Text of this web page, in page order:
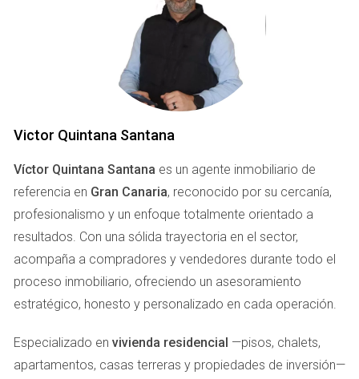
Importancia del Asesor Inmobiliario
Cuando decides vender una propiedad, especialmente si
está hipotecada, es esencial entender todos los aspectos
involucrados. Un asesor inmobiliario no solo actúa como
intermediario; se convierte en tu aliado estratégico en cada
paso del camino.
Aspectos Legales y Financieros
Uno de los mayores desafíos al vender una propiedad con
hipoteca son los aspectos legales y financieros que deben
considerarse. Un asesor experimentado te ayudará a
comprender las implicaciones de tu hipoteca actual,
incluyendo cómo liquidarla durante la venta. Esto es crucial
porque si no se maneja correctamente, podrías enfrentar
un buen asesor inmobiliario tiene acceso a herramientas y
recursos que te permitirán evaluar el mercado actual. Esto
Victor Quintana Santana
Víctor Quintana Santana es un agente inmobiliario de
referencia en Gran Canaria, reconocido por su cercanía,
profesionalismo y un enfoque totalmente orientado a
resultados. Con una sólida trayectoria en el sector,
acompaña a compradores y vendedores durante todo el
proceso inmobiliario, ofreciendo un asesoramiento
estratégico, honesto y personalizado en cada operación.
Especializado en vivienda residencial —pisos, chalets,
apartamentos, casas terreras y propiedades de inversión—